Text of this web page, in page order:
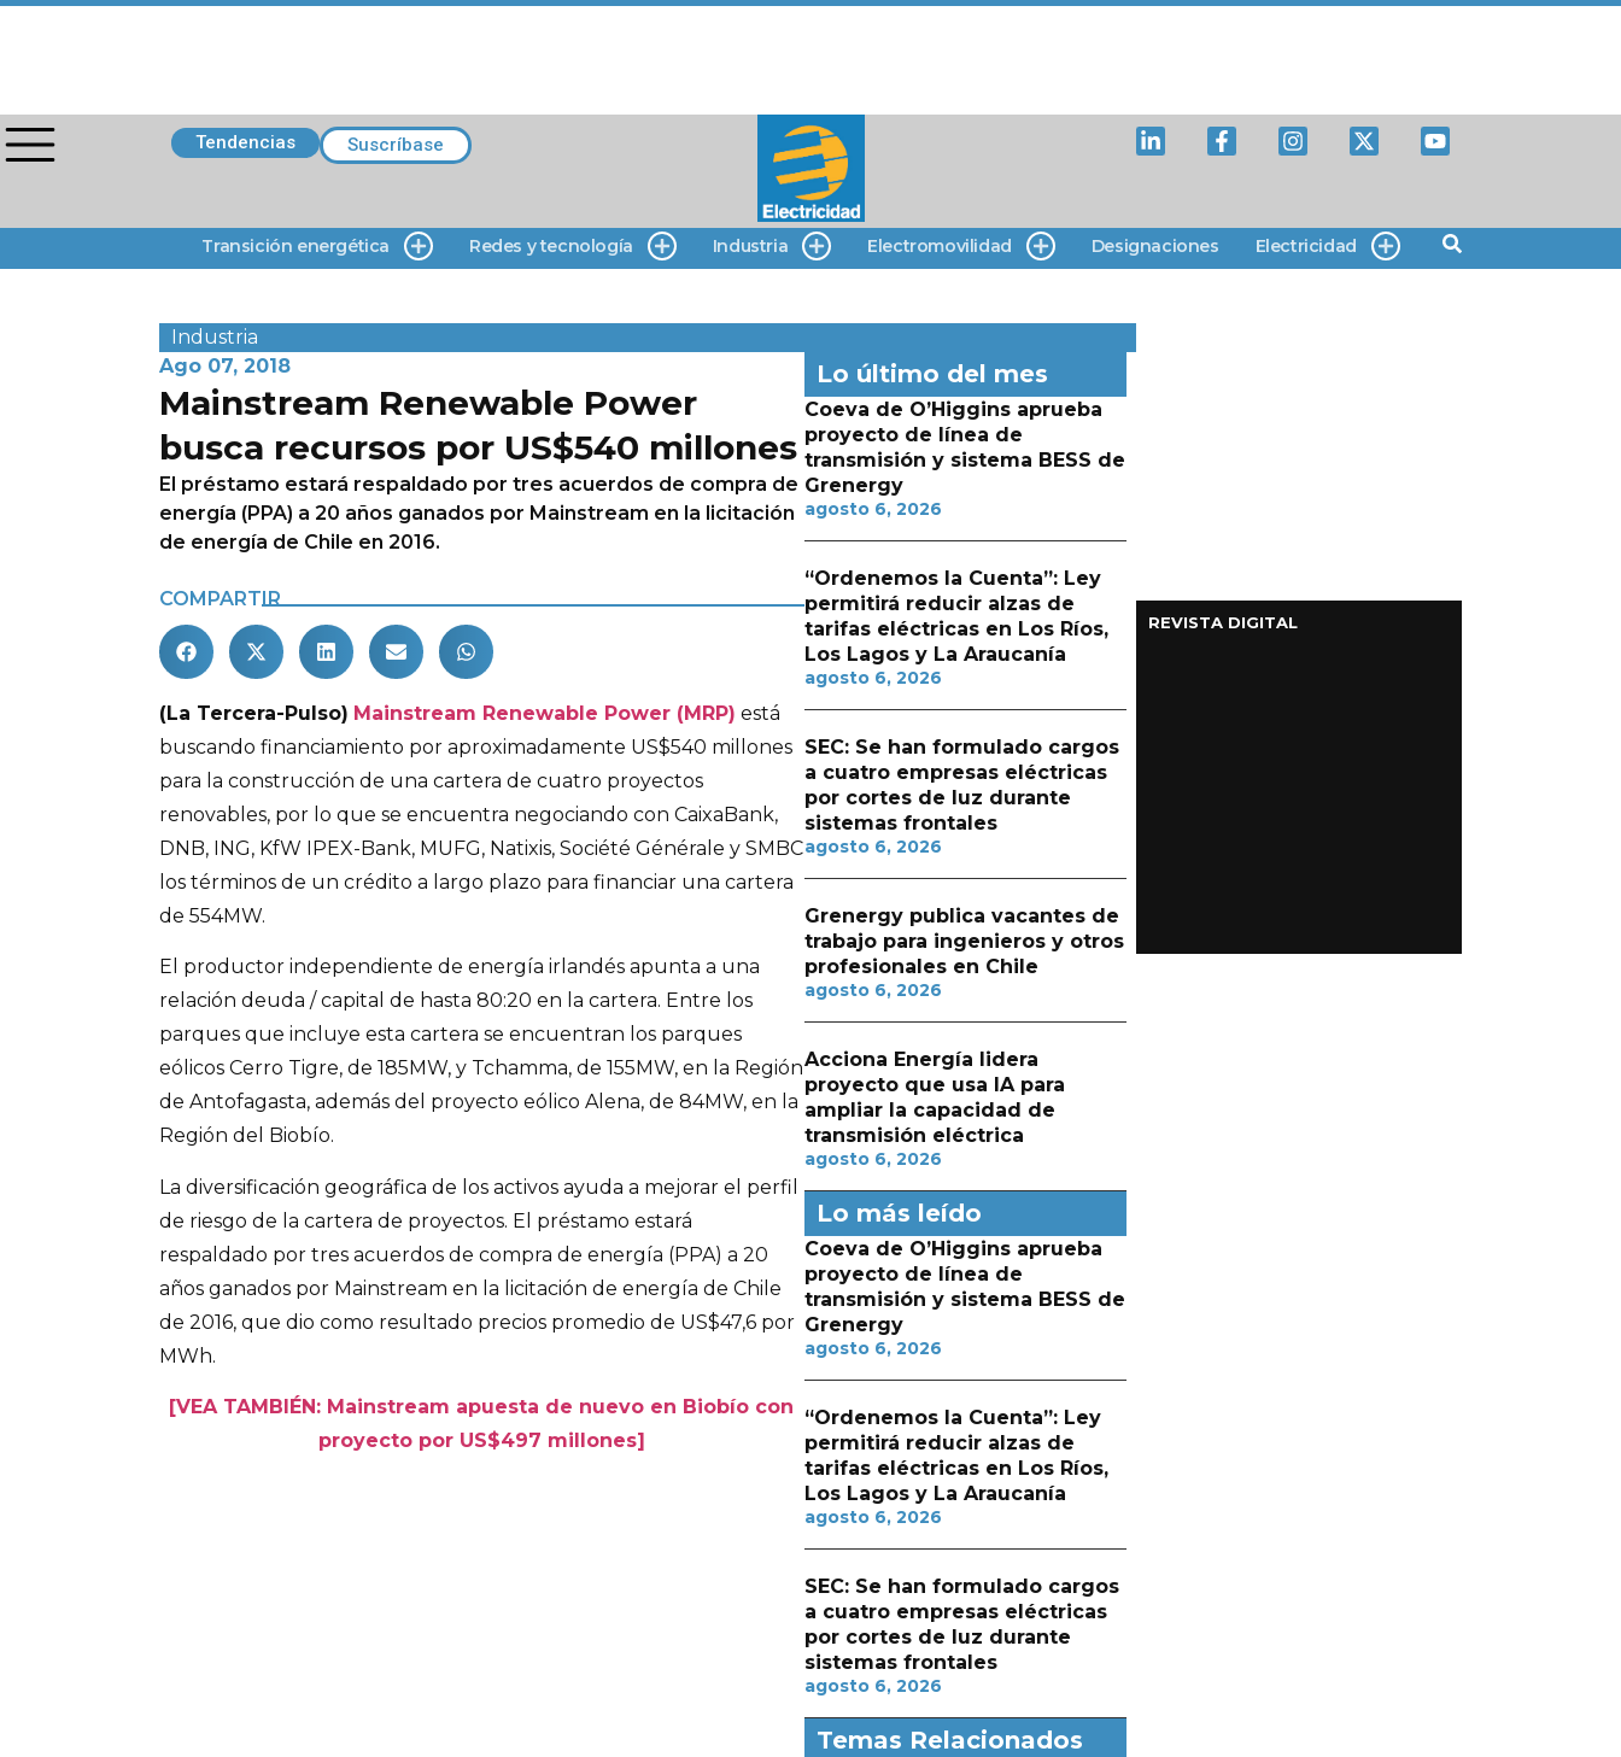
Tendencias Suscríbase
Transición energética Redes y tecnología Industria Electromovilidad Designaciones Electricidad
Industria
Ago 07, 2018
Mainstream Renewable Power
busca recursos por US$540 millones
El préstamo estará respaldado por tres acuerdos de compra de
energía (PPA) a 20 años ganados por Mainstream en la licitación
de energía de Chile en 2016.
COMPARTIR
(La Tercera-Pulso) Mainstream Renewable Power (MRP) está
buscando financiamiento por aproximadamente US$540 millones
para la construcción de una cartera de cuatro proyectos
renovables, por lo que se encuentra negociando con CaixaBank,
DNB, ING, KfW IPEX-Bank, MUFG, Natixis, Société Générale y SMBC
los términos de un crédito a largo plazo para financiar una cartera
de 554MW.
El productor independiente de energía irlandés apunta a una
relación deuda / capital de hasta 80:20 en la cartera. Entre los
parques que incluye esta cartera se encuentran los parques
eólicos Cerro Tigre, de 185MW, y Tchamma, de 155MW, en la Región
de Antofagasta, además del proyecto eólico Alena, de 84MW, en la
Región del Biobío.
La diversificación geográfica de los activos ayuda a mejorar el perfil
de riesgo de la cartera de proyectos. El préstamo estará
respaldado por tres acuerdos de compra de energía (PPA) a 20
años ganados por Mainstream en la licitación de energía de Chile
de 2016, que dio como resultado precios promedio de US$47,6 por
MWh.
[VEA TAMBIÉN: Mainstream apuesta de nuevo en Biobío con
proyecto por US$497 millones]
Lo último del mes
Coeva de O’Higgins aprueba
proyecto de línea de
transmisión y sistema BESS de
Grenergy
agosto 6, 2026
“Ordenemos la Cuenta”: Ley
permitirá reducir alzas de
tarifas eléctricas en Los Ríos,
Los Lagos y La Araucanía
agosto 6, 2026
SEC: Se han formulado cargos
a cuatro empresas eléctricas
por cortes de luz durante
sistemas frontales
agosto 6, 2026
Grenergy publica vacantes de
trabajo para ingenieros y otros
profesionales en Chile
agosto 6, 2026
Acciona Energía lidera
proyecto que usa IA para
ampliar la capacidad de
transmisión eléctrica
agosto 6, 2026
Lo más leído
Coeva de O’Higgins aprueba
proyecto de línea de
transmisión y sistema BESS de
Grenergy
agosto 6, 2026
“Ordenemos la Cuenta”: Ley
permitirá reducir alzas de
tarifas eléctricas en Los Ríos,
Los Lagos y La Araucanía
agosto 6, 2026
SEC: Se han formulado cargos
a cuatro empresas eléctricas
por cortes de luz durante
sistemas frontales
agosto 6, 2026
Temas Relacionados
REVISTA DIGITAL